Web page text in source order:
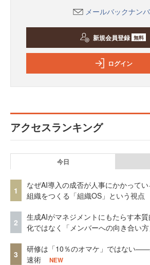
メールバックナン
新規会員登録 無料
ログイン
アクセスランキング
今日
1
なぜAI導入の成否が人事にかかって
組織をつくる「組織OS」という視点
2
生成AIがマネジメントにもたらす本
化ではなく「メンバーへの向き合い方
3
研修は「10％のオマケ」ではない
速術
NEW